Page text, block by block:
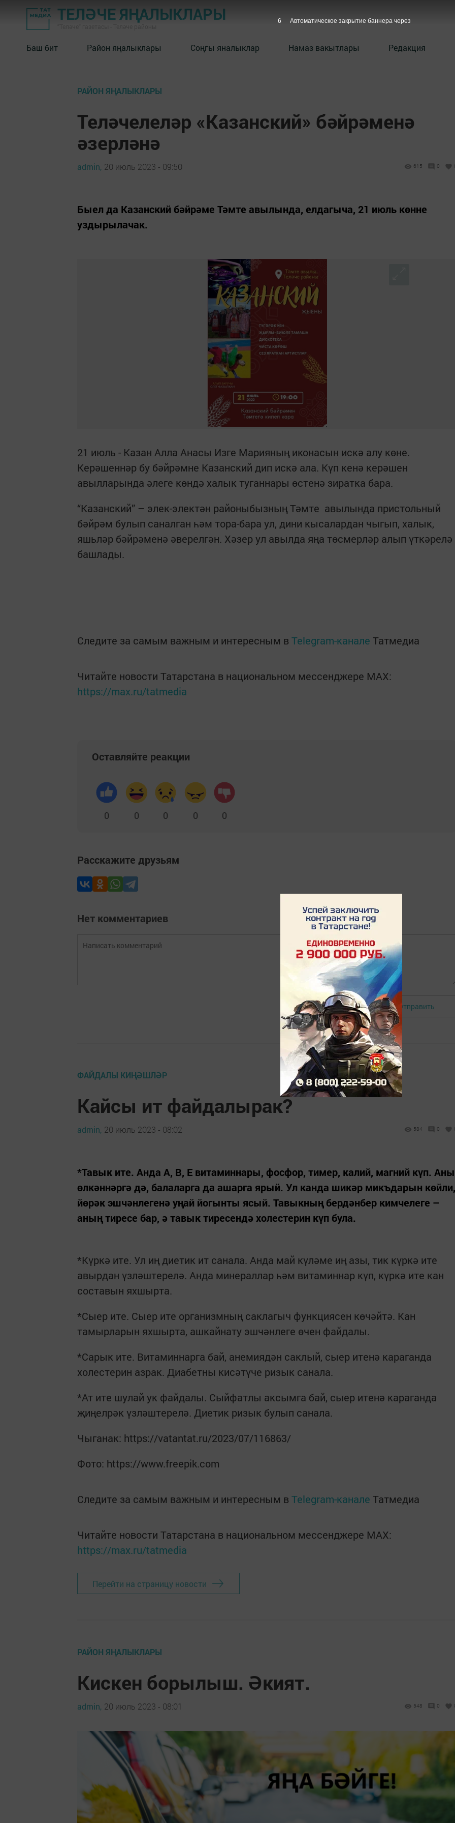
ТЕЛӘЧЕ ЯҢАЛЫКЛАРЫ
Баш бит Район яңалыклары Соңгы яналыклар Намаз вакытлары Редакция
РАЙОН ЯҢАЛЫКЛАРЫ
Теләчелеләр «Казанский» бәйрәменә
әзерләнә
admin, 20 июль 2023 - 09:50 615 0
Быел да Казанский бәйрәме Тәмте авылында, елдагыча, 21 июль көнне
уздырылачак.
21 июль - Казан Алла Анасы Изге Марияның иконасын искә алу көне.
Керәшеннәр бу бәйрәмне Казанский дип искә ала. Күп кенә керәшен
авылларында әлеге көндә халык туганнары өстенә зиратка бара.
“Казанский” – элек-электән районыбызның Тәмте авылында пристольный
бәйрәм булып саналган һәм тора-бара ул, дини кысалардан чыгып, халык,
яшьләр бәйрәменә әверелгән. Хәзер ул авылда яңа төсмерләр алып үткәрелә
башлады.
Следите за самым важным и интересным в Telegram-канале Татмедиа
Читайте новости Татарстана в национальном мессенджере MАХ:
https://max.ru/tatmedia
Оставляйте реакции
0 0 0 0 0
Расскажите друзьям
Нет комментариев
Авторизоваться Отправить
ФАЙДАЛЫ КИҢӘШЛӘР
Кайсы ит файдалырак?
admin, 20 июль 2023 - 08:02 584 0
*Тавык ите. Анда А, В, Е витаминнары, фосфор, тимер, калий, магний күп. Аны
өлкәннәргә дә, балаларга да ашарга ярый. Ул канда шикәр микъдарын көйли,
йөрәк эшчәнлегенә уңай йогынты ясый. Тавыкның бердәнбер кимчелеге –
аның тиресе бар, ә тавык тиресендә холестерин күп була.
*Күркә ите. Ул иң диетик ит санала. Анда май күләме иң азы, тик күркә ите
авырдан үзләштерелә. Анда минераллар һәм витаминнар күп, күркә ите кан
составын яхшырта.
*Сыер ите. Сыер ите организмның саклагыч функциясен көчәйтә. Кан
тамырларын яхшырта, ашкайнату эшчәнлеге өчен файдалы.
*Сарык ите. Витаминнарга бай, анемиядән саклый, сыер итенә караганда
холестерин азрак. Диабетны кисәтүче ризык санала.
*Ат ите шулай ук файдалы. Сыйфатлы аксымга бай, сыер итенә караганда
җиңелрәк үзләштерелә. Диетик ризык булып санала.
Чыганак: https://vatantat.ru/2023/07/116863/
Фото: https://www.freepik.com
Следите за самым важным и интересным в Telegram-канале Татмедиа
Читайте новости Татарстана в национальном мессенджере MАХ:
https://max.ru/tatmedia
Перейти на страницу новости
РАЙОН ЯҢАЛЫКЛАРЫ
Кискен борылыш. Әкият.
admin, 20 июль 2023 - 08:01 548 0
5 Автоматическое закрытие баннера через